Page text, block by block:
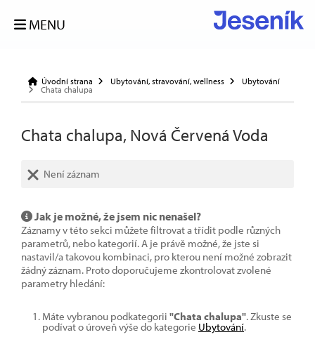
MENU
Úvodní strana Ubytování, stravování, wellness
Ubytování
Chata chalupa
Chata chalupa, Nová Červená Voda
Není záznam
Jak je možné, že jsem nic nenašel?
Záznamy v této sekci můžete filtrovat a třídit podle různých
parametrů, nebo kategorií. A je právě možné, že jste si
nastavil/a takovou kombinaci, pro kterou není možné zobrazit
žádný záznam. Proto doporučujeme zkontrolovat zvolené
parametry hledání:
Máte vybranou podkategorii "Chata chalupa". Zkuste se
podívat o úroveň výše do kategorie Ubytování.